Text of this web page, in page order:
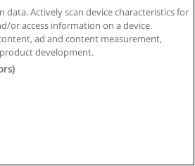
il BIM / Project management for
illustrati i Principi di Program
del valore del Real Estate e il ruolo
e Internet of Everything,i nuovi
le BIM Guides, i capitolati
Plan. Si parlerà di Executive
processo d’acquisto, il Building
dei dati (OpenBIM,
data. Actively scan device characteristics for
or access information on a device.
ad and content measurement,
development.